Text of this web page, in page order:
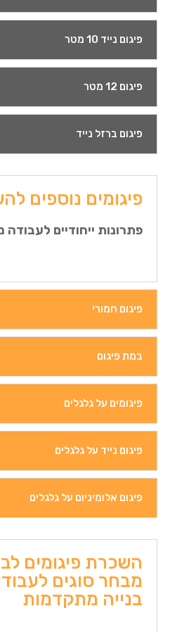
פיגום נייד 10 מטר
פיגום 12 מטר
פיגום ברזל נייד
פיגומים נוספים
פתרונות ייחודיים לעבודה
פיגום חמורי
במת פיגום
פיגומים על גלגלים
פיגום נייד על גלגלים
פיגום אלומיניום על גלגלים
השכרת פיגומים
מבחר סוגים
בנייה מתקדמות